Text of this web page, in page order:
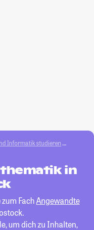
Informatik studieren
in
FachAngewandte
um dich zu Inhalten,